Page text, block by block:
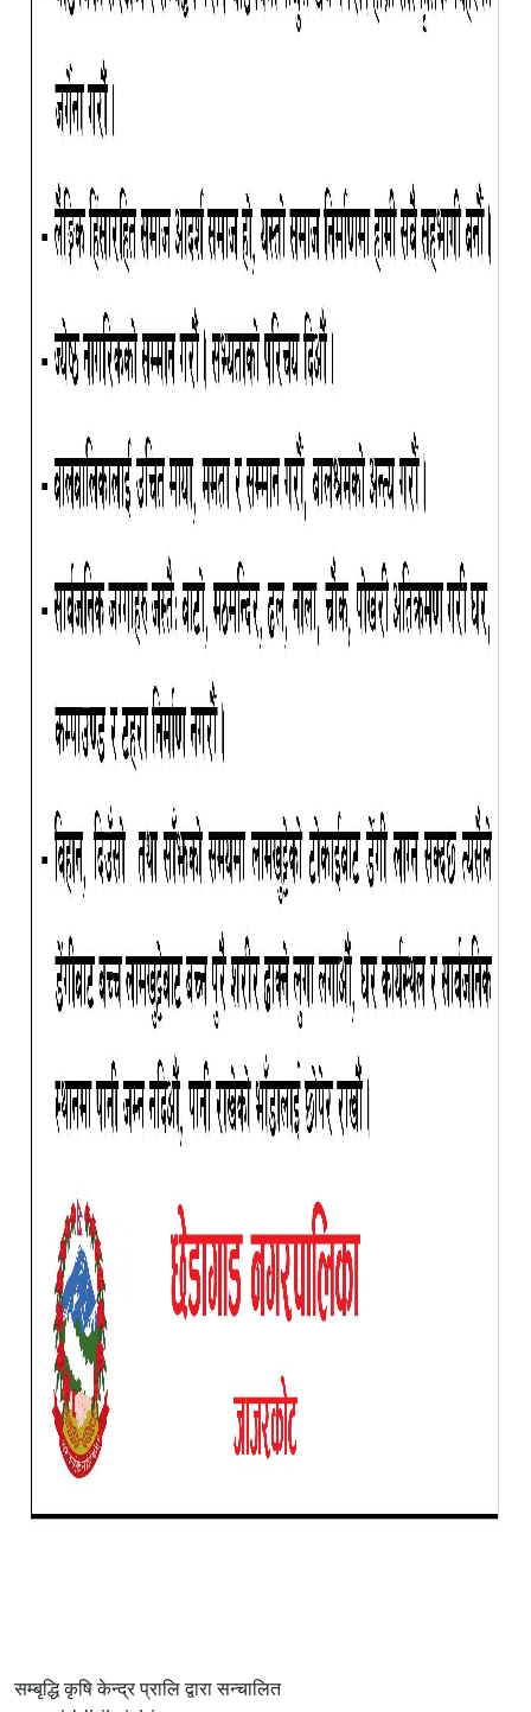
सम्बृद्धि कृषि केन्द्र प्रालि द्वारा सन्चालित